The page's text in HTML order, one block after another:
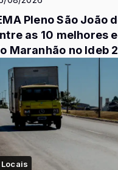
Pleno São João
as 10 melhores
Maranhão no Ideb
Locais